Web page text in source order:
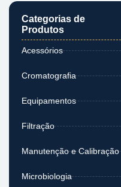
Categorias de
Produtos
Acessórios
Cromatografia
Equipamentos
Filtração
Manutenção e Calibração
Microbiologia